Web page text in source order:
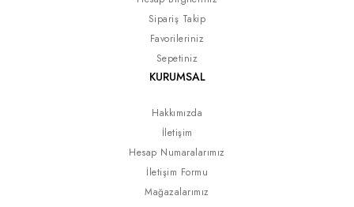
Sipariş Takip
Favorileriniz
Sepetiniz
KURUMSAL
Hakkımızda
İletişim
Hesap Numaralarımız
İletişim Formu
Mağazalarımız